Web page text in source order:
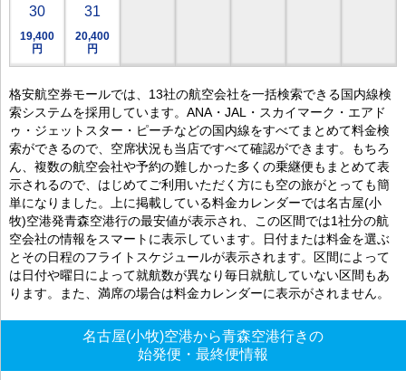
30
19,400
円
31
20,400
円
格安航空券モールでは、13社の航空会社を一括検索できる国内線検
索システムを採用しています。ANA・JAL・スカイマーク・エアド
ゥ・ジェットスター・ピーチなどの国内線をすべてまとめて料金検
索ができるので、空席状況も当店ですべて確認ができます。もちろ
ん、複数の航空会社や予約の難しかった多くの乗継便もまとめて表
示されるので、はじめてご利用いただく方にも空の旅がとっても簡
単になりました。上に掲載している料金カレンダーでは名古屋(小
牧)空港発青森空港行の最安値が表示され、この区間では1社分の航
空会社の情報をスマートに表示しています。日付または料金を選ぶ
とその日程のフライトスケジュールが表示されます。区間によって
は日付や曜日によって就航数が異なり毎日就航していない区間もあ
ります。また、満席の場合は料金カレンダーに表示がされません。
名古屋(小牧)空港から青森空港行きの
始発便・最終便情報